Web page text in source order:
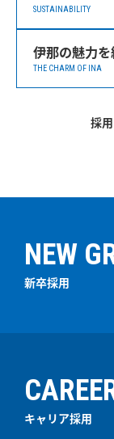
SUSTAINABILITY
伊那の魅力
THE CHARM OF INA
採
NEW
新卒採用
キャリア採用